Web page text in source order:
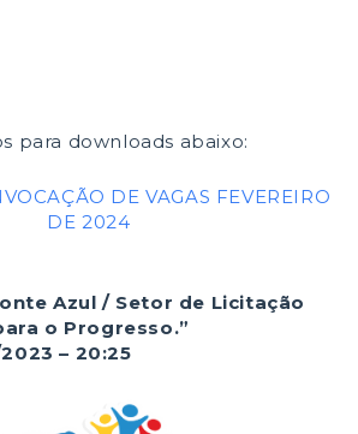
para downloads abaixo:
DE VAGAS FEVEREIRO
DE 2024
Azul / Setor de Licitação
o Progresso.”
– 20:25